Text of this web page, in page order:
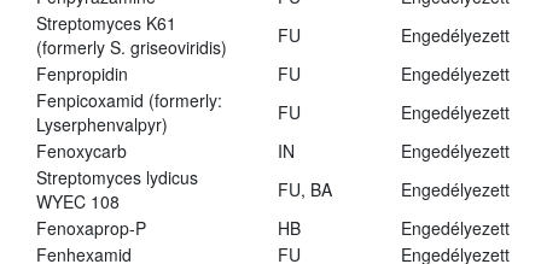
Streptomyces K61
(formerly S. griseoviridis)
FU
Engedélyezett
Fenpropidin
FU
Engedélyezett
Fenpicoxamid (formerly:
Lyserphenvalpyr)
FU
Engedélyezett
Fenoxycarb
IN
Engedélyezett
Streptomyces lydicus
WYEC 108
FU, BA
Engedélyezett
Fenoxaprop-P
HB
Engedélyezett
Fenhexamid
FU
Engedélyezett